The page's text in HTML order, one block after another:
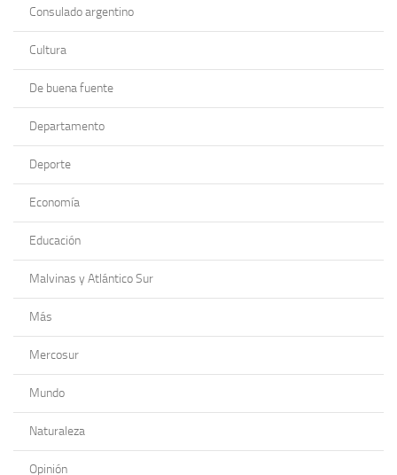
Consulado argentino
Cultura
De buena fuente
Departamento
Deporte
Economía
Educación
Malvinas y Atlántico Sur
Más
Mercosur
Mundo
Naturaleza
Opinión